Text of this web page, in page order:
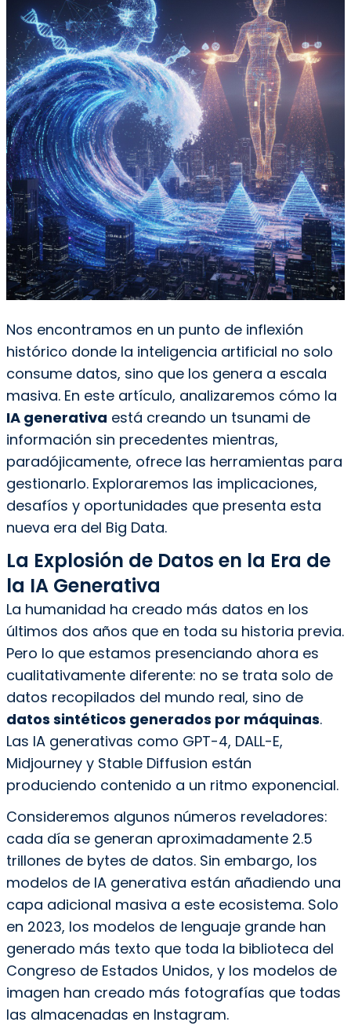
Nos encontramos en un punto de inflexión
histórico donde la inteligencia artificial no solo
consume datos, sino que los genera a escala
masiva. En este artículo, analizaremos cómo la
IA generativa está creando un tsunami de
información sin precedentes mientras,
paradójicamente, ofrece las herramientas para
gestionarlo. Exploraremos las implicaciones,
desafíos y oportunidades que presenta esta
nueva era del Big Data.
La Explosión de Datos en la Era de
la IA Generativa
La humanidad ha creado más datos en los
últimos dos años que en toda su historia previa.
Pero lo que estamos presenciando ahora es
cualitativamente diferente: no se trata solo de
datos recopilados del mundo real, sino de
datos sintéticos generados por máquinas.
Las IA generativas como GPT-4, DALL-E,
Midjourney y Stable Diffusion están
produciendo contenido a un ritmo exponencial.
Consideremos algunos números reveladores:
cada día se generan aproximadamente 2.5
trillones de bytes de datos. Sin embargo, los
modelos de IA generativa están añadiendo una
capa adicional masiva a este ecosistema. Solo
en 2023, los modelos de lenguaje grande han
generado más texto que toda la biblioteca del
Congreso de Estados Unidos, y los modelos de
imagen han creado más fotografías que todas
las almacenadas en Instagram.